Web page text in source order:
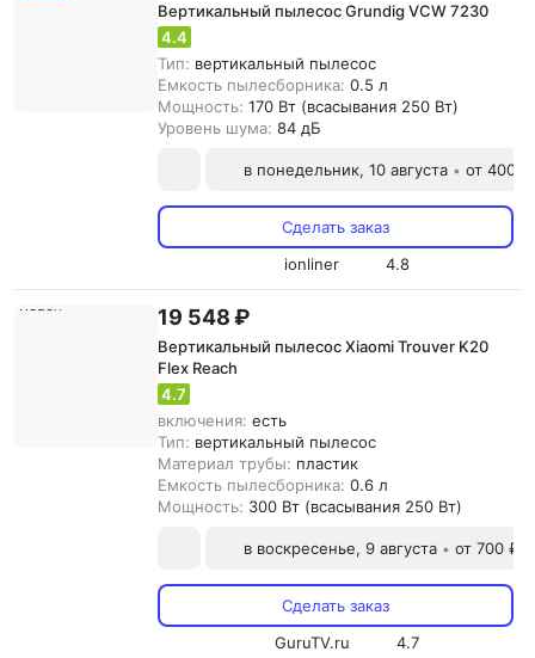
Вертикальный пылесос Grundig VCW 7230
4.4
Тип: вертикальный пылесос
Емкость пылесборника: 0.5 л
Мощность: 170 Вт (всасывания 250 Вт)
Уровень шума: 84 дБ
в понедельник, 10 августа • от 400 ₽
Сделать заказ
ionliner
4.8
19 548 ₽
Вертикальный пылесос Xiaomi Trouver K20
Flex Reach
4.7
включения: есть
Тип: вертикальный пылесос
Материал трубы: пластик
Емкость пылесборника: 0.6 л
Мощность: 300 Вт (всасывания 250 Вт)
в воскресенье, 9 августа • от 700 ₽
Сделать заказ
GuruTV.ru
4.7